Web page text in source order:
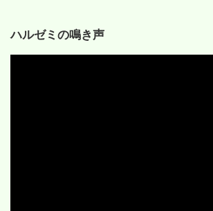
ハルゼミの鳴き声